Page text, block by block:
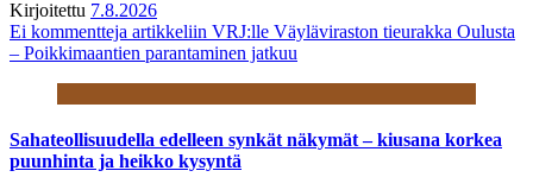
Kirjoitettu 7.8.2026
Ei kommentteja artikkeliin VRJ:lle Väyläviraston tieurakka Oulusta
– Poikkimaantien parantaminen jatkuu
Sahateollisuudella edelleen synkät näkymät – kiusana korkea
puunhinta ja heikko kysyntä